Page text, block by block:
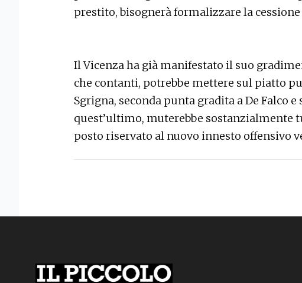
prestito, bisognerà formalizzare la
Il Vicenza ha già manifestato il suo
che contanti, potrebbe mettere sul piatto
Sgrigna, seconda punta gradita a De Falco e
quest’ultimo, muterebbe sostanzialmente
posto riservato al nuovo innesto offensivo